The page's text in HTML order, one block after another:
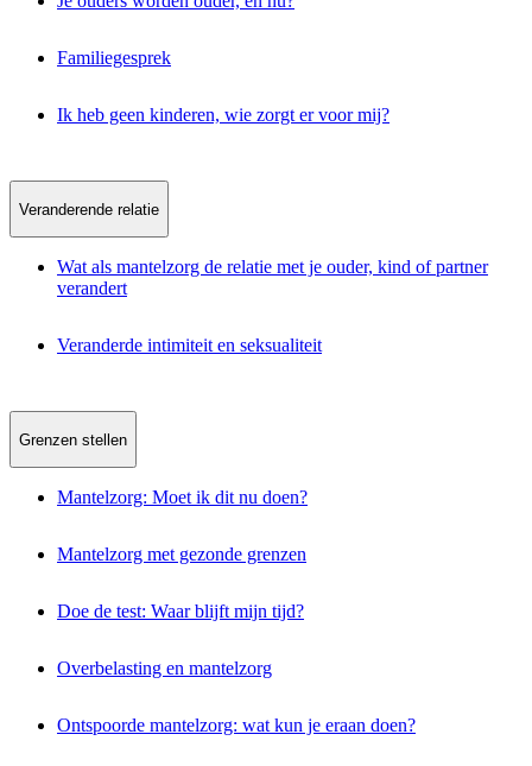
Familiegesprek
Ik heb geen kinderen, wie zorgt er voor mij?
Veranderende relatie
Wat als mantelzorg de relatie met je ouder, kind of partner
verandert
Veranderde intimiteit en seksualiteit
Grenzen stellen
Mantelzorg: Moet ik dit nu doen?
Mantelzorg met gezonde grenzen
Doe de test: Waar blijft mijn tijd?
Overbelasting en mantelzorg
Ontspoorde mantelzorg: wat kun je eraan doen?